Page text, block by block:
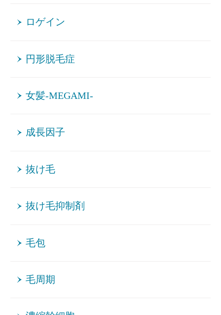
ロゲイン
円形脱毛症
女髪-MEGAMI-
成長因子
抜け毛
抜け毛抑制剤
毛包
毛周期